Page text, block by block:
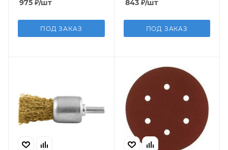
975 ₽/шт
ПОД ЗАКАЗ
843₽/шт
ПОД ЗАКАЗ